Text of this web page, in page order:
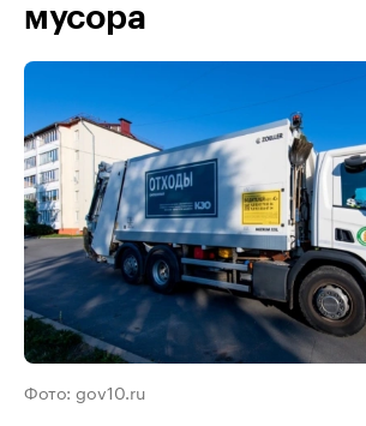
мусора
Фото: gov10.ru